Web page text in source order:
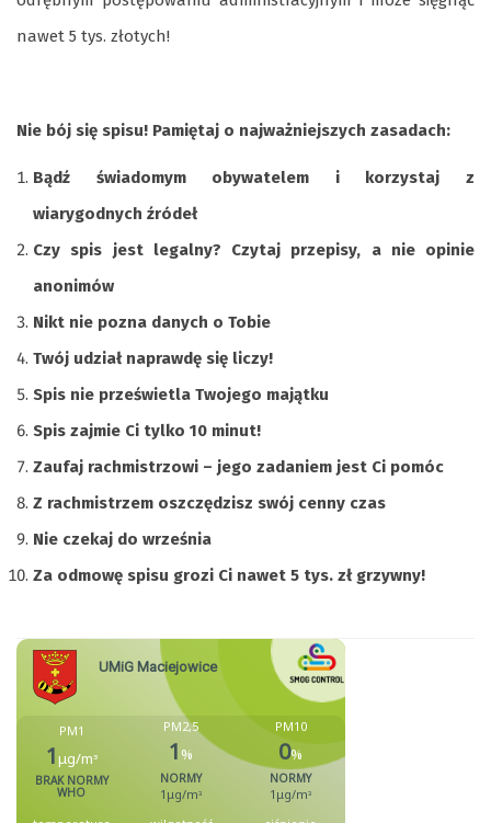
nawet 5 tys. złotych!
Nie bój się spisu! Pamiętaj o najważniejszych zasadach:
Bądź świadomym obywatelem i korzystaj z
wiarygodnych źródeł
Czy spis jest legalny? Czytaj przepisy, a nie opinie
anonimów
Nikt nie pozna danych o Tobie
Twój udział naprawdę się liczy!
Spis nie prześwietla Twojego majątku
Spis zajmie Ci tylko 10 minut!
Zaufaj rachmistrzowi – jego zadaniem jest Ci pomóc
Z rachmistrzem oszczędzisz swój cenny czas
Nie czekaj do września
Za odmowę spisu grozi Ci nawet 5 tys. zł grzywny!